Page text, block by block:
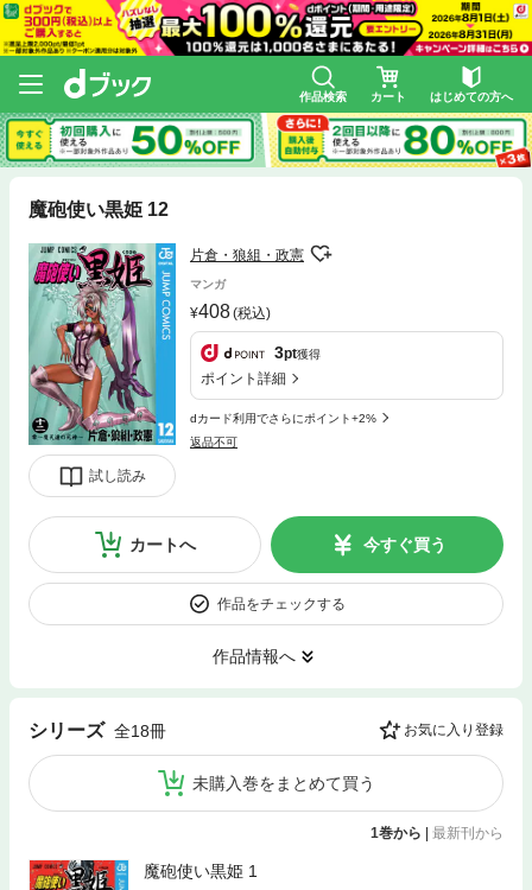
作品検索 カート はじめての方へ
魔砲使い黒姫 12
試し読み
片倉・狼組・政憲
マンガ
408(税込)
3pt獲得
ポイント詳細
dカード利用でさらにポイント+2%
返品不可
カートへ 今すぐ買う
作品をチェックする
作品情報へ
シリーズ 全18冊 お気に入り登録
未購入巻をまとめて買う
1巻から 最新刊から
魔砲使い黒姫 1